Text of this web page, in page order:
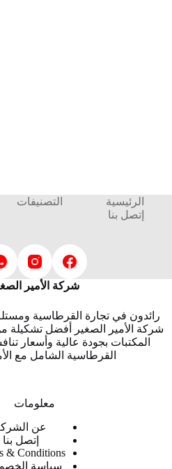
الرئيسية التصنيفات
إتصل بنا
شركة الأمير
رائدون في تجارة القرطاسية
شركة الأمير الصغير أفضل تشكيلة
المكتبات بجودة عالية وأسعار
القرطاسية الشامل مع
معلومات
عن
إتصل بنا
& Conditions
سياسة